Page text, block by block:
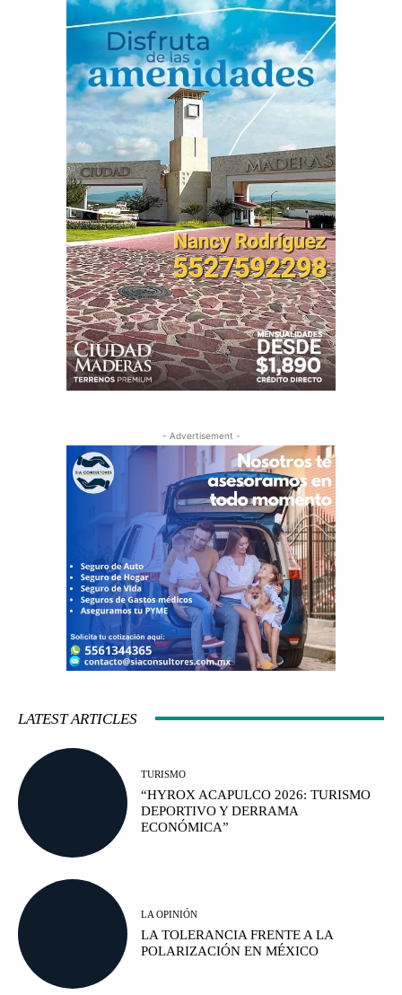
- Advertisement -
LATEST ARTICLES
TURISMO
“HYROX ACAPULCO 2026: TURISMO
DEPORTIVO Y DERRAMA
ECONÓMICA”
LA OPINIÓN
LA TOLERANCIA FRENTE A LA
POLARIZACIÓN EN MÉXICO